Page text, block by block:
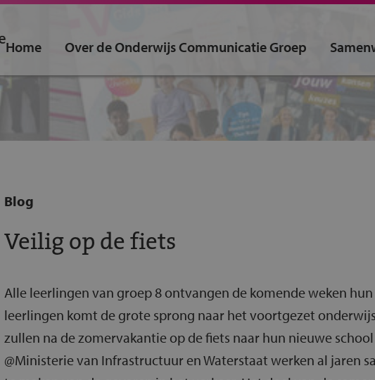
Home Over de Onderwijs Communicatie Groep
Blog
Veilig op de fiets
Alle leerlingen van groep 8 ontvangen de komende weken
leerlingen komt de grote sprong naar het voortgezet
zullen na de zomervakantie op de fiets naar hun nieuwe school
@Ministerie van Infrastructuur en Waterstaat werken al jaren